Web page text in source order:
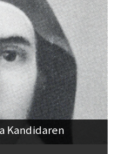
Kandidaren